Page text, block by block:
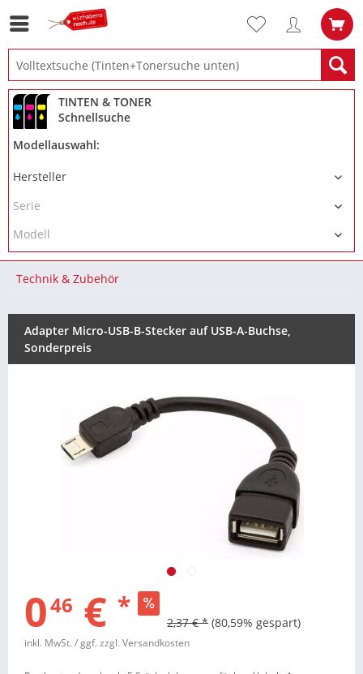
TINTEN & TONER
Schnellsuche
Modellauswahl:
Technik & Zubehör
Adapter Micro-USB-B-Stecker auf USB-A-Buchse,
Sonderpreis
046 € *
2,37 € * (80,59% gespart)
inkl. MwSt. / ggf. zzgl. Versandkosten